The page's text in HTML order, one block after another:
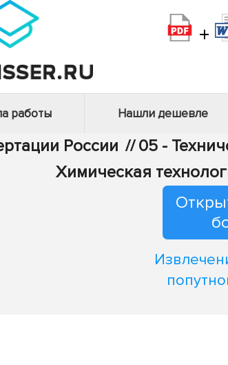
+
работы Нашли дешевле
России // 05 -
Химическая